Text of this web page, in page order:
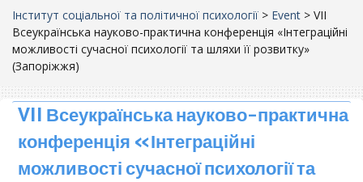
Інститут соціальної та політичної психології > Event > VII
Всеукраїнська науково-практична конференція «Інтеграційні
можливості сучасної психології та шляхи її розвитку»
(Запоріжжя)
VII Всеукраїнська науково-практична
конференція «Інтеграційні
можливості сучасної психології та